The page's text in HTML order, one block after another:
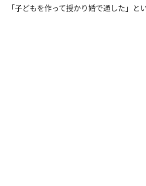
「子どもを作って授かり婚で通した」と